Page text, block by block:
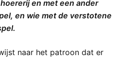
en met een ander
en wie met de verstotene
naar het patroon dat er